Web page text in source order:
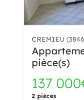
CREMIEU
pièce(s)
137
2 pièces